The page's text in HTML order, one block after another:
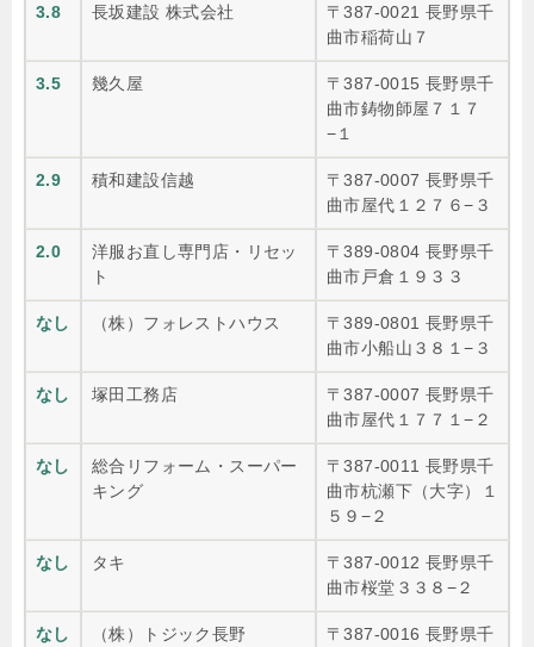
3.8 長坂建設 株式会社
〒387-0021 長野県千
曲市稲荷山７
3.5 幾久屋
〒387-0015 長野県千
曲市鋳物師屋７１７
−１
2.9 積和建設信越
〒387-0007 長野県千
曲市屋代１２７６−３
2.0
洋服お直し専門店・リセッ
ト
〒389-0804 長野県千
曲市戸倉１９３３
なし （株）フォレストハウス
〒389-0801 長野県千
曲市小船山３８１−３
なし 塚田工務店
〒387-0007 長野県千
曲市屋代１７７１−２
なし
総合リフォーム・スーパー
キング
〒387-0011 長野県千
曲市杭瀬下（大字）１
５９−２
なし タキ
〒387-0012 長野県千
曲市桜堂３３８−２
なし （株）トジック長野
〒387-0016 長野県千